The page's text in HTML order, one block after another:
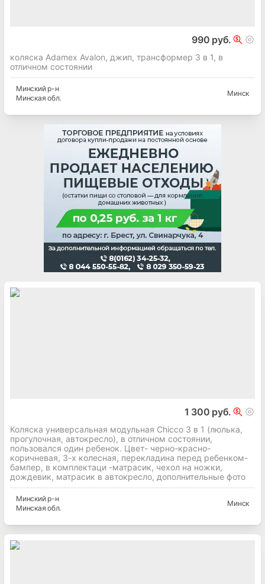
990 руб.
коляска Adamex Avalon, джип, трансформер 3 в 1, в
отличном состоянии
Минскийр-н
Минская обл.
Минск
1 300 руб.
Коляска универсальная модульная Chicco 3 в 1 (люлька,
прогулочная, автокресло), в отличном состоянии,
пользовался один ребенок. Цвет- черно-красно-
коричневая, 3-х колесная, перекладина перед ребенком-
бампер, в комплектаци -матрасик, чехол на ножки,
дождевик, матрасик в автокресло, дополнительные фото
Минскийр-н
Минская обл.
Минск